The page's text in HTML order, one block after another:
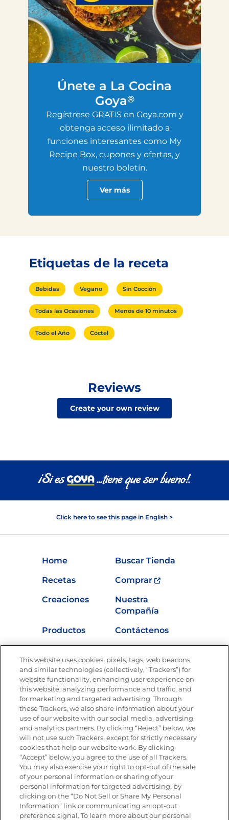
Únete a La Cocina
Goya®
Regístrese GRATIS en Goya.com y
obtenga acceso ilimitado a
funciones interesantes como My
Recipe Box, cupones y ofertas, y
nuestro boletín.
Ver más
Etiquetas de la receta
Bebidas Vegano Sin Cocción
Todas las Ocasiones Menos de 10 minutos
Todo el Año Cóctel
Reviews
Create your own review
Click here to see this page in English >
Home
Buscar Tienda
Recetas
Comprar
Creaciones
Nuestra
Compañía
Productos
Contáctenos
Nutrición
Únete a La Cocina Goya®
Recibe Nuevas Recetas, Ofertas Especiales y
Promociones
Email(Obligatorio)
This website uses cookies, pixels, tags, web beacons
and similar technologies (collectively, “Trackers”) for
website functionality, enhancing user experience on
this website, analyzing performance and traffic, and
for marketing and targeted advertising. Through
these Trackers, we also share information about your
use of our website with our social media, advertising,
and analytics partners. By clicking “Reject” below, we
will not use such Trackers, except for strictly necessary
cookies that help our website work. By clicking
“Accept” below, you agree to the use of all Trackers.
You may also exercise your right to opt-out of the sale
of your personal information or sharing of your
personal information for targeted advertising, by
clicking on the “Do Not Sell or Share My Personal
Information” link or communicating an opt-out
preference signal. To learn more about our personal